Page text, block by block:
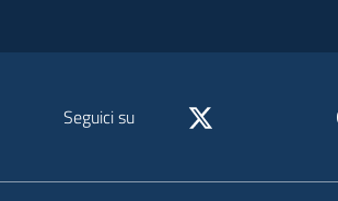
Seguici su